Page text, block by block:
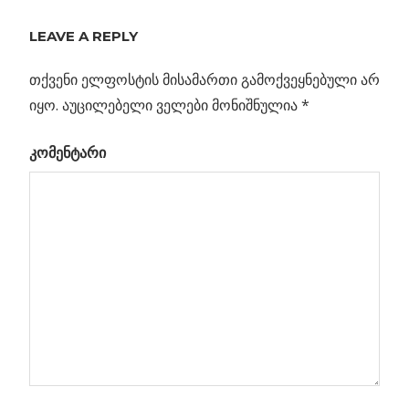
ნავიგაცია
Previous
მზის
მარსზე
LEAVE A REPLY
თქვენი ელფოსტის მისამართი გამოქვეყნებული არ
იყო. აუცილებელი ველები მონიშნულია*
კომენტარი